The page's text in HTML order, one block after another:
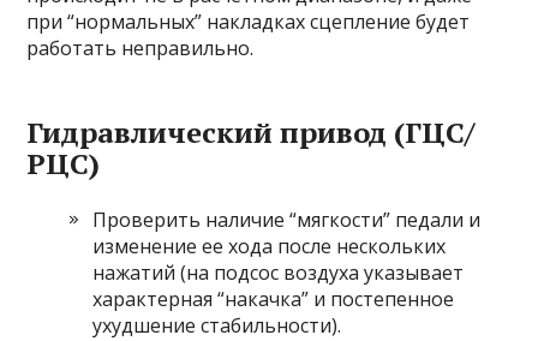
при “нормальных” накладках сцепление будет
работать неправильно.
Гидравлический привод (ГЦС/
РЦС)
Проверить наличие “мягкости” педали и
изменение ее хода после нескольких
нажатий (на подсос воздуха указывает
характерная “накачка” и постепенное
ухудшение стабильности).